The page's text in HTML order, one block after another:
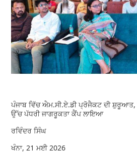
ਪੰਜਾਬ ਵਿੱਚ ਐਮ.ਸੀ.ਏ.ਡੀ ਪ੍ਰੋਜੈਕਟ ਦੀ ਸ਼ੁਰੂਆਤ,
ਉੱਚ ਪੱਧਰੀ ਜਾਗਰੂਕਤਾ ਕੈਂਪ ਲਾਇਆ
ਰਵਿੰਦਰ ਸਿੰਘ
ਖੰਨਾ, 21 ਮਈ 2026